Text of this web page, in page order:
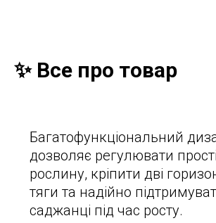
✨ Все про товар
Багатофункціональний
дозволяє регулювати
рослину, кріпити дві
тяги та надійно
саджанці під час росту.